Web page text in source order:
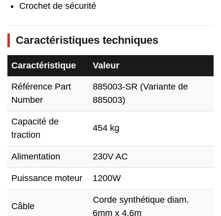
Crochet de sécurité
Caractéristiques techniques
Caractéristique Valeur
Référence Part
Number
885003-SR (Variante de
885003)
Capacité de
traction
454 kg
Alimentation 230V AC
Puissance moteur 1200W
Câble
Corde synthétique diam.
6mm x 4.6m